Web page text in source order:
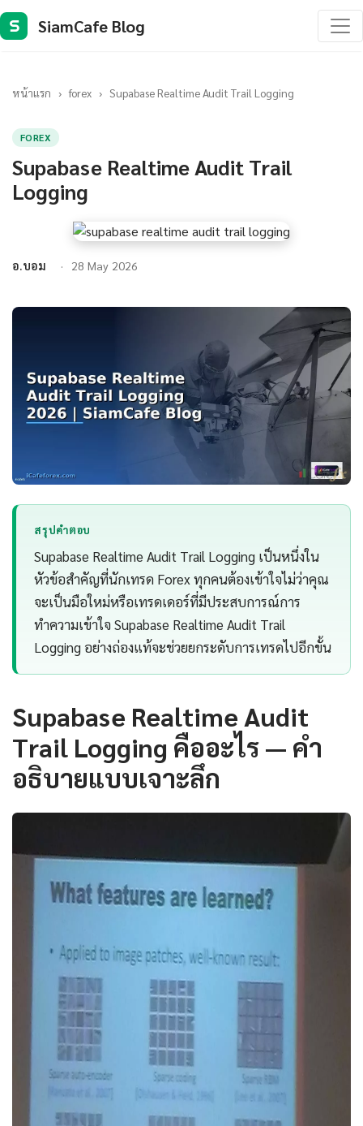
S SiamCafe Blog
หน้าแรก › forex › Supabase Realtime Audit Trail Logging
FOREX
Supabase Realtime Audit Trail
Logging
อ.บอม 28 May 2026
สรุปคำตอบ
Supabase Realtime Audit Trail Logging เป็นหนึ่งใน
หัวข้อสำคัญที่นักเทรด Forex ทุกคนต้องเข้าใจไม่ว่าคุณ
จะเป็นมือใหม่หรือเทรดเดอร์ที่มีประสบการณ์การ
ทำความเข้าใจ Supabase Realtime Audit Trail
Logging อย่างถ่องแท้จะช่วยยกระดับการเทรดไปอีกขั้น
Supabase Realtime Audit
Trail Logging คืออะไร — คำ
อธิบายแบบเจาะลึก